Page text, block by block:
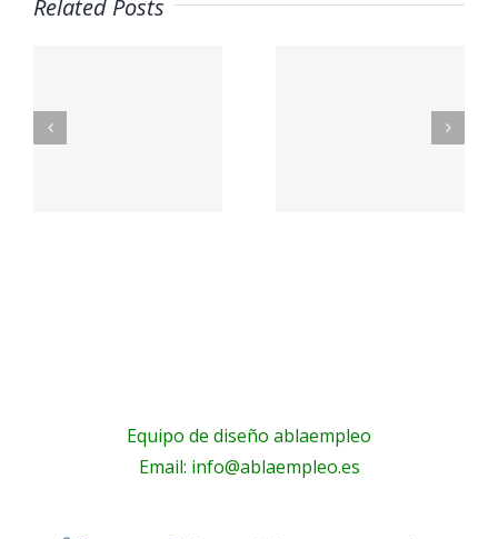
Related Posts
de
empleo
Equipo de diseño ablaempleo
Email: info@ablaempleo.es